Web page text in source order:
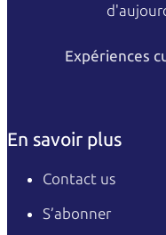
Expériences
En savoir plus
Contact us
S’abonner